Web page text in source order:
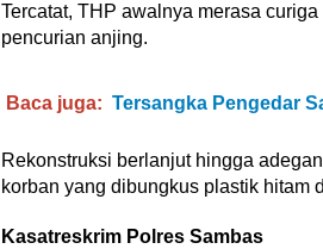
Tercatat, THP awalnya merasa
pencurian anjing.
Baca juga: Tersangka Pengedar
Rekonstruksi berlanjut hingga
korban yang dibungkus plastik hitam
Kasatreskrim Polres Sambas